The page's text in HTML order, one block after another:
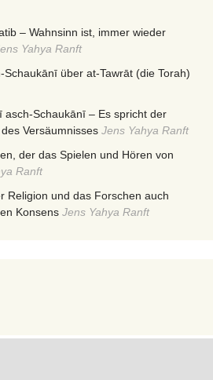
– Wahnsinn ist, immer wieder
Yahya Ranft
Schaukānī über at-Tawrāt (die Torah)
asch-Schaukānī – Es spricht der
Versäumnisses Jens Yahya Ranft
der das Spielen und Hören von
Ranft
Religion und das Forschen auch
Konsens Jens Yahya Ranft